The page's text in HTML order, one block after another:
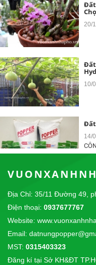
31/
20/
10/
tôi
31/
Giải
Địa Chỉ: 35/11 Đường 49,
Điện thoại: 0937677767
Website:
Email:
MST: 0315403323
Đăng kí tại Sở KH&ĐT